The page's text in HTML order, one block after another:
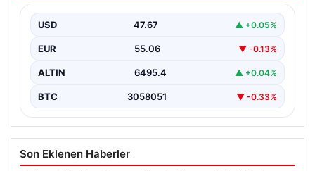
milyon emekli vatandaşın gözü kulağı bayram
ikramiyesi…
USD 47.67 ▲ +0.05%
EUR 55.06 ▼ -0.13%
ALTIN 6495.4 ▲ +0.04%
BTC 3058051 ▼ -0.33%
Son Eklenen Haberler